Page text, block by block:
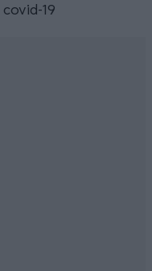
covid-19